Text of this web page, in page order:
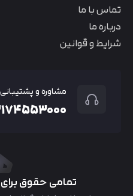
تماس با ما
درباره ما
شرایط و قوانین
مشاوره و پشتیبانی
تمامی حقوق